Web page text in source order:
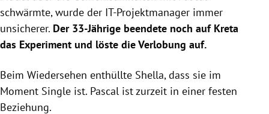
schwärmte, wurde der IT-Projektmanager immer
unsicherer. Der 33-Jährige beendete noch auf Kreta
das Experiment und löste die Verlobung auf.
Beim Wiedersehen enthüllte Shella, dass sie im
Moment Single ist. Pascal ist zurzeit in einer festen
Beziehung.